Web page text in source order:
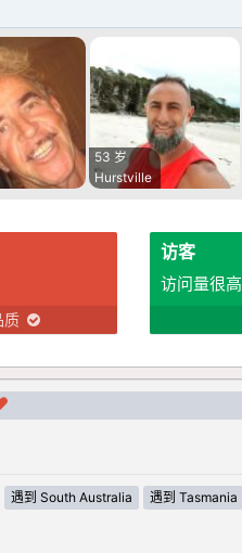
53 岁
Hurstville
质
访客
访问量很高
遇到 South Australia 遇到 Tasmania